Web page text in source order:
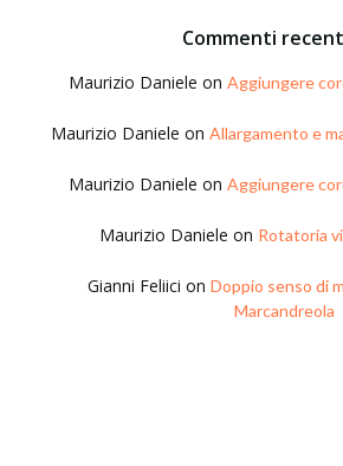
Commenti
Maurizio Daniele on Aggiungere
Maurizio Daniele on Allargamento e
Maurizio Daniele on Aggiungere
Maurizio Daniele on Rotatoria
Gianni Feliici on Doppio senso di
Marcandreola